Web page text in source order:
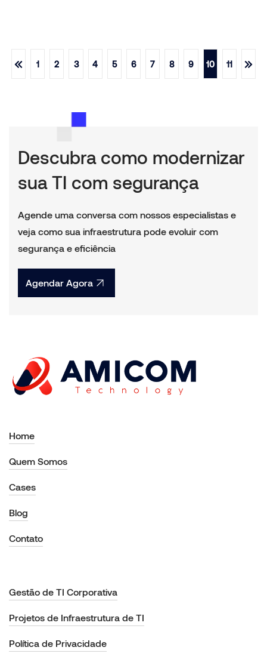
1 2 3 4 5 6 7 8 9 10 11
Descubra como modernizar
sua TI com segurança
Agende uma conversa com nossos especialistas e
veja como sua infraestrutura pode evoluir com
segurança e eficiência
Agendar Agora
Home
Quem Somos
Cases
Blog
Contato
Gestão de TI Corporativa
Projetos de Infraestrutura de TI
Política de Privacidade